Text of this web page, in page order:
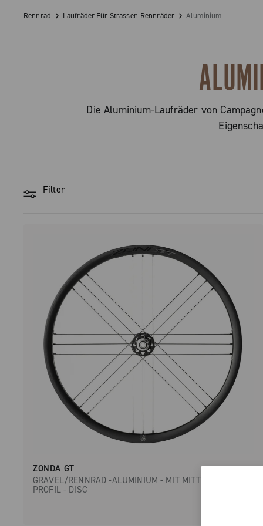
Rennrad Laufräder Für Strassen-Rennräder Aluminium
Die Aluminium-Laufräder von
Filter
ZONDA GT
GRAVEL/RENNRAD -ALUMINIUM - MIT MITTELHOHEM
PROFIL - DISC